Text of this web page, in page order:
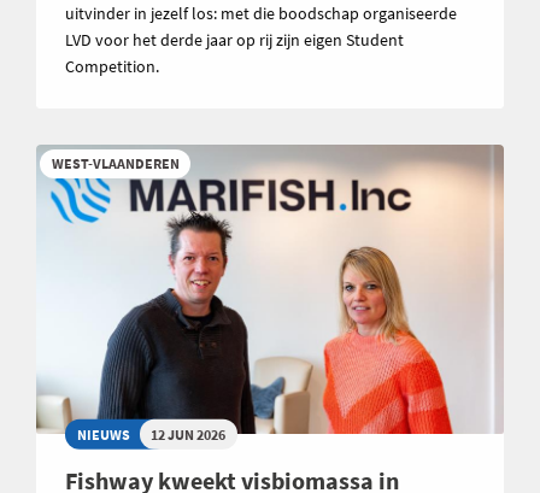
uitvinder in jezelf los: met die boodschap organiseerde
LVD voor het derde jaar op rij zijn eigen Student
Competition.
WEST-VLAANDEREN
NIEUWS 12 JUN 2026
Fishway kweekt visbiomassa in